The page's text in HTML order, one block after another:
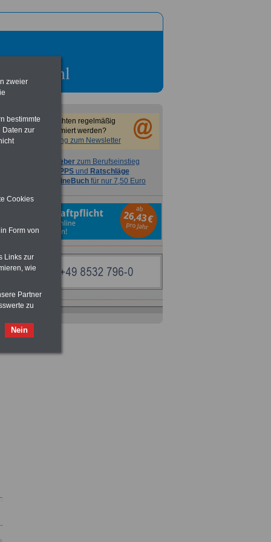
Sie möchten regelmäßig
informiert werden?
Anmeldung zum Newsletter
Ratgeberzum Berufseinstieg
TIPPS und Ratschläge
OnlineBuch für nur 7,50 Euro
zweier
bestimmte
Daten zur
Cookies
Form von
Links zur
wie
Partner
zu
Nein